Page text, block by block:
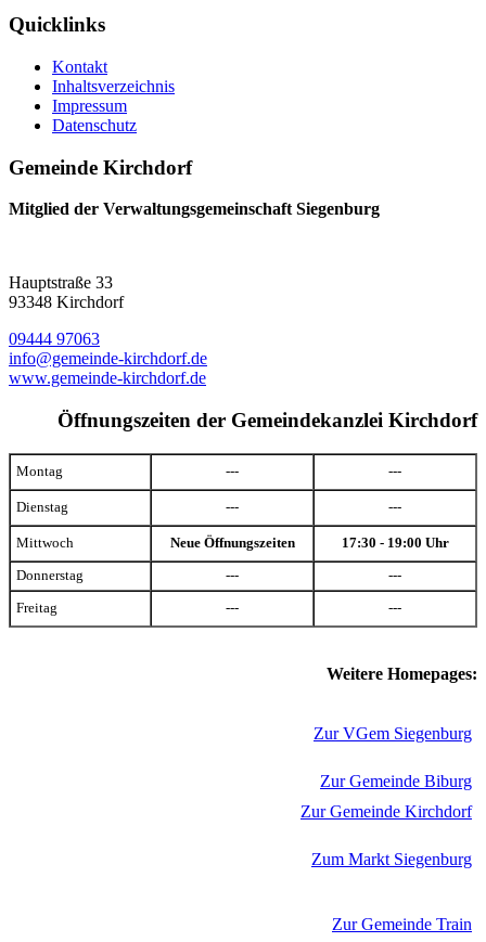
Quicklinks
Kontakt
Inhaltsverzeichnis
Impressum
Datenschutz
Gemeinde Kirchdorf
Mitglied der Verwaltungsgemeinschaft Siegenburg
Hauptstraße 33
93348 Kirchdorf
09444 97063
info@gemeinde-kirchdorf.de
www.gemeinde-kirchdorf.de
Öffnungszeiten der Gemeindekanzlei Kirchdorf
Montag --- ---
Dienstag --- ---
Mittwoch Neue Öffnungszeiten 17:30 - 19:00 Uhr
Donnerstag --- ---
Freitag --- ---
Weitere Homepages:
Zur VGem Siegenburg
Zur Gemeinde Biburg
Zur Gemeinde Kirchdorf
Zum Markt Siegenburg
Zur Gemeinde Train